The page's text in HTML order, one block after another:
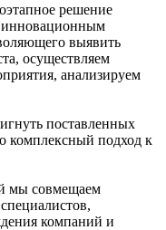
решение
инновационным
выявить
осуществляем
анализируем
поставленных
комплексный подход к
мы совмещаем
компаний и